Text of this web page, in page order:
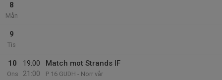
8
Mån
9
Tis
10
Ons
19:00
21:00
Match mot Strands IF
P 16 GUDH - Norr vår